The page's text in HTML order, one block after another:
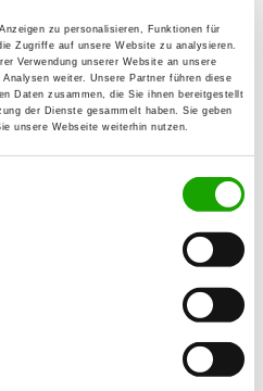
zu personalisieren, Funktionen für
Zugriffe auf unsere Website zu analysieren.
Verwendung unserer Website an unsere
weiter. Unsere Partner führen diese
Daten zusammen, die Sie ihnen bereitgestellt
der Dienste gesammelt haben. Sie geben
unsere Webseite weiterhin nutzen.
Details
Details
Details